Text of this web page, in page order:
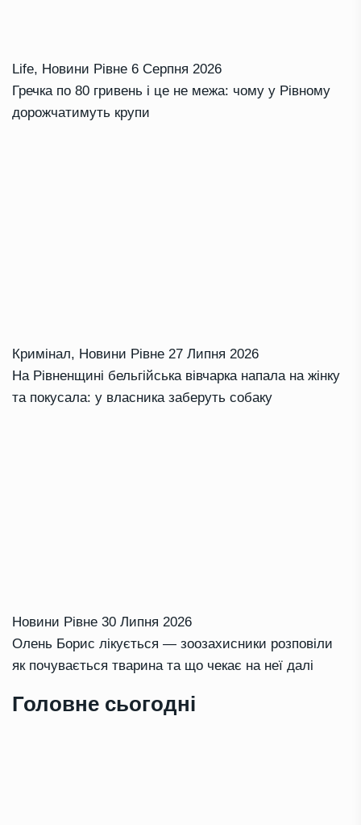
Life, Новини Рівне 6 Серпня 2026
Гречка по 80 гривень і це не межа: чому у Рівному
дорожчатимуть крупи
Кримінал, Новини Рівне 27 Липня 2026
На Рівненщині бельгійська вівчарка напала на жінку
та покусала: у власника заберуть собаку
Новини Рівне 30 Липня 2026
Олень Борис лікується — зоозахисники розповіли
як почувається тварина та що чекає на неї далі
Головне сьогодні